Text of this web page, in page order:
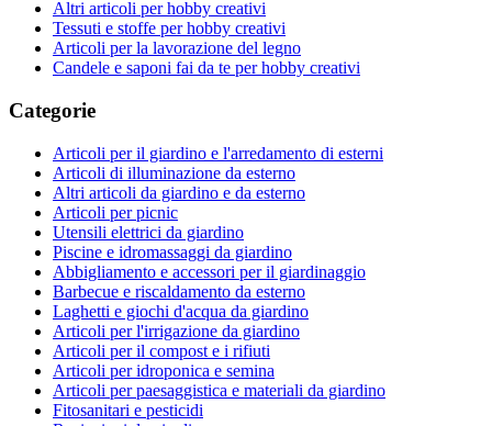
Altri articoli per hobby creativi
Tessuti e stoffe per hobby creativi
Articoli per la lavorazione del legno
Candele e saponi fai da te per hobby creativi
Categorie
Articoli per il giardino e l'arredamento di esterni
Articoli di illuminazione da esterno
Altri articoli da giardino e da esterno
Articoli per picnic
Utensili elettrici da giardino
Piscine e idromassaggi da giardino
Abbigliamento e accessori per il giardinaggio
Barbecue e riscaldamento da esterno
Laghetti e giochi d'acqua da giardino
Articoli per l'irrigazione da giardino
Articoli per il compost e i rifiuti
Articoli per idroponica e semina
Articoli per paesaggistica e materiali da giardino
Fitosanitari e pesticidi